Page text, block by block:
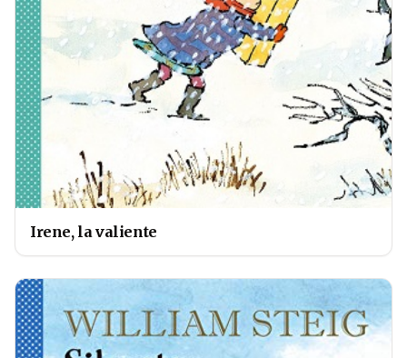
Irene, la valiente